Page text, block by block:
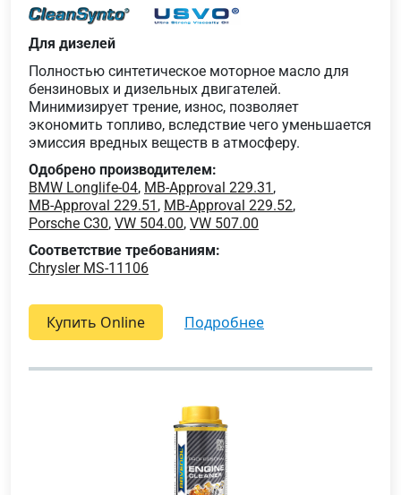
Для дизелей
Полностью синтетическое моторное масло для
бензиновых и дизельных двигателей.
Минимизирует трение, износ, позволяет
экономить топливо, вследствие чего уменьшается
эмиссия вредных веществ в атмосферу.
Одобрено производителем:
BMW Longlife-04, MB-Approval 229.31 ,
MB-Approval 229.51 , MB-Approval 229.52,
Porsche C30, VW 504.00, VW 507.00
Соответствие требованиям:
Chrysler MS-11106
Купить Online подробнее